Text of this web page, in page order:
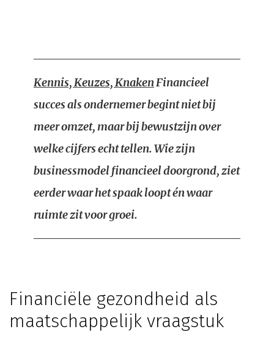
Kennis, Keuzes, KnakenFinancieel
succes als ondernemer begint niet bij
meer omzet, maar bij bewustzijn over
welke cijfers echt tellen. Wie zijn
businessmodel financieel doorgrond, ziet
eerder waar het spaak loopt én waar
ruimte zit voor groei.
Financiële gezondheid als
maatschappelijk vraagstuk